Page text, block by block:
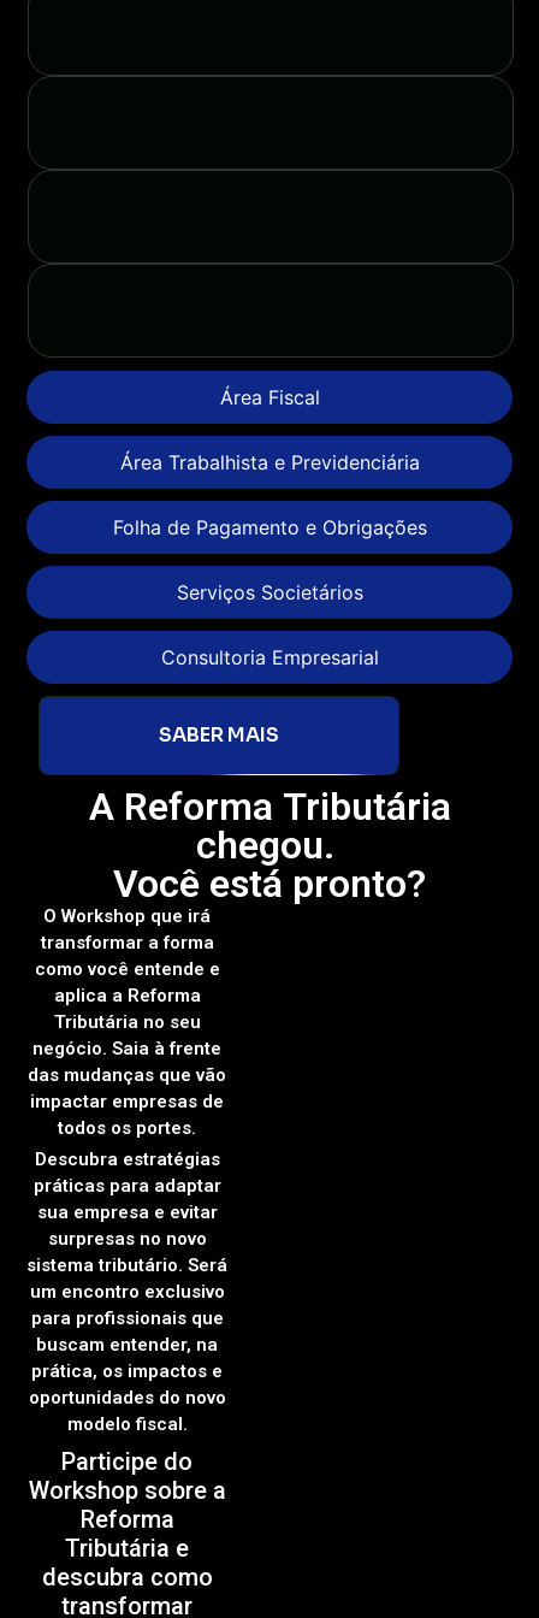
Área Fiscal
Área Trabalhista e Previdenciária
Folha de Pagamento e Obrigações
Serviços Societários
Consultoria Empresarial
SABER MAIS
A Reforma Tributária
chegou.
Você está pronto?
O Workshop que irá
transformar a forma
como você entende e
aplica a Reforma
Tributária no seu
negócio. Saia à frente
das mudanças que vão
impactar empresas de
todos os portes.
Descubra estratégias
práticas para adaptar
sua empresa e evitar
surpresas no novo
sistema tributário. Será
um encontro exclusivo
para profissionais que
buscam entender, na
prática, os impactos e
oportunidades do novo
modelo fiscal.
Participe do
Workshop sobre a
Reforma
Tributária e
descubra como
transformar